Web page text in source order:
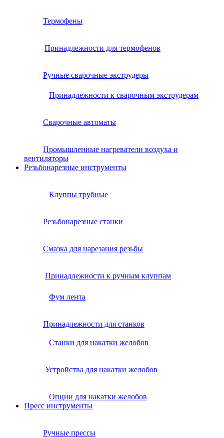
Термофены
Принадлежности для термофенов
Ручные сварочные экструдеры
Принадлежности к сварочным экструдерам
Сварочные автоматы
Промышленные нагреватели воздуха и
вентиляторы
Резьбонарезные инструменты
Клуппы трубные
Резьбонарезные станки
Смазка для нарезания резьбы
Принадлежности к ручным клуппам
Фум лента
Принадлежности для станков
Станки для накатки желобов
Устройства для накатки желобов
Опции для накатки желобов
Пресс инструменты
Ручные прессы